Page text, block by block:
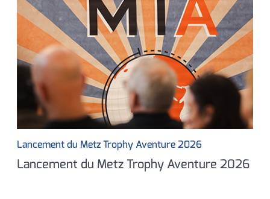
Lancement du Metz Trophy Aventure 2026
Lancement du Metz Trophy Aventure 2026